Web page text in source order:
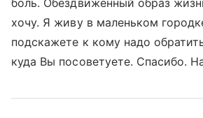
боль. Обездвиженный образ
хочу. Я живу в маленьком
подскажете к кому надо
куда Вы посоветуете. Спасибо.